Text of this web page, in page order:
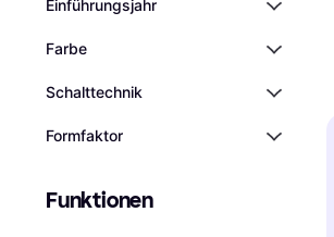
Einführungsjahr
Farbe
Schalttechnik
Formfaktor
Funktionen